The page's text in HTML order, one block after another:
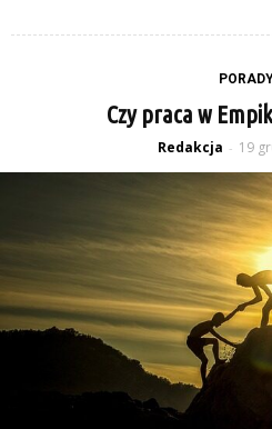
Czy praca w
Redakcja - 19